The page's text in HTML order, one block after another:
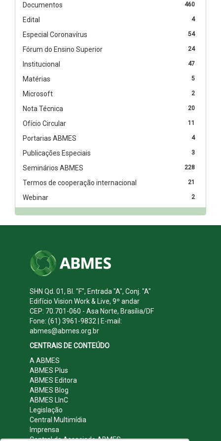
460
Documentos
4
Edital
54
Especial Coronavírus
24
Fórum do Ensino Superior
47
Institucional
5
Matérias
2
Microsoft
20
Nota Técnica
11
Ofício Circular
4
Portarias ABMES
3
Publicações Especiais
228
Seminários ABMES
21
Termos de cooperação internacional
2
Webinar
SHN Qd. 01, Bl. "F", Entrada "A", Conj. "A"
Edifício Vision Work & Live, 9º andar
CEP: 70.701-060 - Asa Norte, Brasília/DF
Fone: (61) 3961-9832 | E-mail:
abmes@abmes.org.br
CENTRAIS DE CONTEÚDO
A ABMES
ABMES Plus
ABMES Editora
ABMES Blog
ABMES LInC
Legislação
Central Multimídia
Imprensa
Central do Associado ABMES